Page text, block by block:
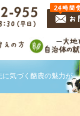
に気づく酪農の魅力が